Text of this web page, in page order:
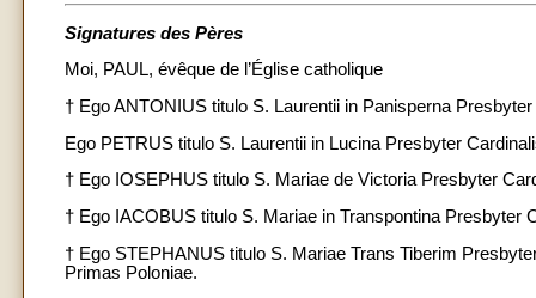
Signatures des Pères
Moi, PAUL, évêque de l’Église catholique
† Ego ANTONIUS titulo S. Laurentii in Panisperna
Ego PETRUS titulo S. Laurentii in Lucina Presbyter
† Ego IOSEPHUS titulo S. Mariae de Victoria Presbyter
† Ego IACOBUS titulo S. Mariae in Transpontina
† Ego STEPHANUS titulo S. Mariae Trans Tiberim
Primas Poloniae.